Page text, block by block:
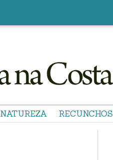
NATUREZA RECUNCHOS